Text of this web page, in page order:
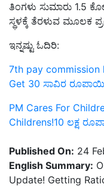
ತಿಂಗಳು ಸುಮಾರು 1.5
ಸ್ಥಳಕ್ಕೆ ತೆರಳುವ ಮೂಲಕ
ಇನ್ನಷ್ಟು ಓದಿರಿ:
7th pay commission
Get 30 ಸಾವಿರ
PM Cares For
Childrens!10 ಲಕ್ಷ
Published On: 24
English Summary:
Update! Getting